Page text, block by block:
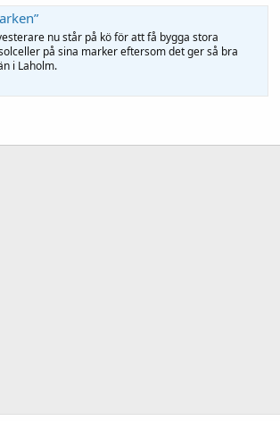
nu står på kö för att få bygga stora
på sina marker eftersom det ger så bra
i Laholm.